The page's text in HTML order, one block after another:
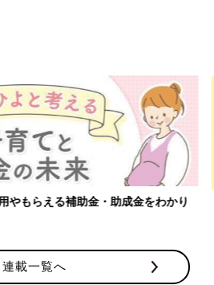
妊婦の感染症対策、知っておいて！
連載一覧へ